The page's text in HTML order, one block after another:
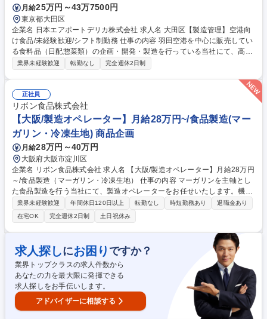
月給25万円～43万7500円
東京都大田区
企業名 日本エアポートデリカ株式会社 求人名 大田区【製造管理】空港向
け食品/未経験歓迎/シフト制勤務 仕事の内容 羽田空港を中心に販売してい
る食料品（日配惣菜類）の企画・開発・製造を行っている当社にて、高品
質な食を提供するための製造管理業務全般をお任せいたします。未経験か
料・在庫等の計数管理 ■客先からのクレーム管理・対応、安全な製造のた
めの設備管理 ■現場スタッフの人材教育、現場管理・生産業務全般 ■入社
後は先輩社員のサポートのもと、段階的に業務を習得していただきます。
ゆくゆくは製造現場のコアメンバーとしてのご活躍を期待しております。
【業務内容の変更範囲】当社の指定する業務 募集職種 大田区【製造管
理】空港向け食品/未経験歓迎/シフト制勤務
業界未経験歓迎 転勤なし 完全週休2日制
正社員
リボン食品株式会社
【大阪/製造オペレーター】月給28万円~/食品製造(マー
ガリン・冷凍生地) 商品企画
月給28万円～40万円
大阪府大阪市淀川区
企業名 リボン食品株式会社 求人名 【大阪/製造オペレーター】月給28万円
～/食品製造（マーガリン・冷凍生地） 仕事の内容 マーガリンを主軸とし
た食品製造を行う当社にて、製造オペレーターをお任せいたします。機械
操作と品質管理を通じて、製品の安定生産を支える重要な役割を担ってい
ただきます。 ■製造ラインのオペレーション・管理 マーガリンおよび冷凍
パイ生地製造の機械運用・監視、製品品質チェック ■包装ラインの機械オ
ペレーション 製品の梱包・パッケージング業務の指示出しおよび品質管理
■日報作成・原料準備・翌日以降の製造計画サポート ■製造機械の定期ク
リーニングと部品の分解・洗浄 募集職種 【大阪/製造オペレーター】月給
28万円～/食品製造（マーガリン・冷凍生地）
業界未経験歓迎 年間休日120日以上 転勤なし 時短勤務あり
退職金あり
在宅OK
完全週休2日制 土日祝休み
求人探しにお困り ですか？
業界トップクラスの求人件数から
あなたの力を最大限に発揮できる
求人探しをお手伝いします。
アドバイザーに相談する